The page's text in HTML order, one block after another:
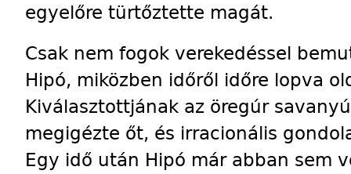
egyelőre türtőztette magát.
Csak nem fogok verekedéssel
Hipó, miközben időről időre lopva
Kiválasztottjának az öregúr
megigézte őt, és irracionális
Egy idő után Hipó már abban sem